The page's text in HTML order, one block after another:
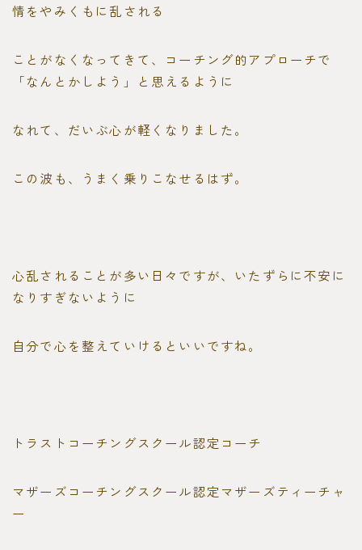
情をやみくもに乱される
ことがなくなってきて、コーチング的アプローチで
「なんとかしよう」と思えるように
なれて、だいぶ心が軽くなりました。
この波も、うまく乗りこなせるはず。
心乱されることが多い日々ですが、いたずらに不安に
なりすぎないように
自分で心を整えていけるといいですね。
トラストコーチングスクール認定コーチ
マザーズコーチングスクール認定マザーズティーチャ
ー